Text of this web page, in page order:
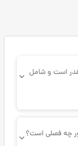
و سنگاپور ۱۰ روزه چقدر است و شامل
چه فصلی است؟